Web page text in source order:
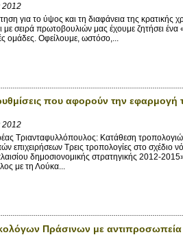
2012
για το ύψος και τη διαφάνεια της κρατικής
με σειρά πρωτοβουλιών μας έχουμε ζητήσει ένα
ομάδες. Οφείλουμε, ωστόσο,...
που αφορούν την
2012
Τριανταφυλλόπουλος: Κατάθεση
επιχειρήσεων Τρεις τροπολογίες στο
δημοσιονομικής στρατηγικής 2012-
με τη Λούκα...
Πράσινων με